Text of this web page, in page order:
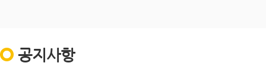
공지사항